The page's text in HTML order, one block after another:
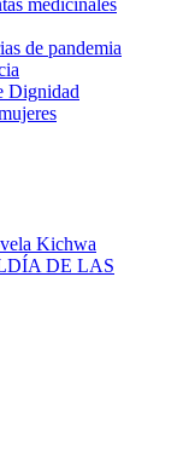
medicinales
de pandemia
Dignidad
Kichwa
DE LAS